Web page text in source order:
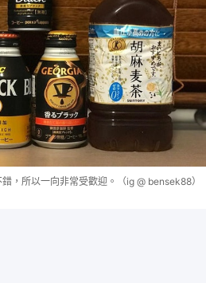
，所以一向非常受歡迎。（ig @ bensek88）